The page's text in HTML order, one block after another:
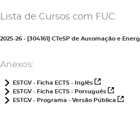
Lista de Cursos com FUC:
2025-26 - [304161] CTeSP de Automação e
Anexos:
ESTGV - Ficha ECTS - Inglês
ESTGV - Ficha ECTS - Português
ESTGV - Programa - Versão Pública